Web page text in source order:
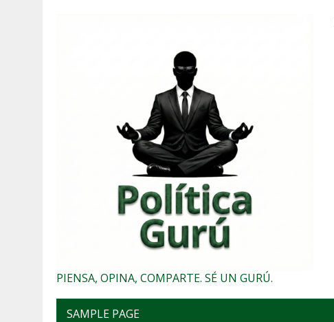
PIENSA, OPINA, COMPARTE. SÉ UN GURÚ.
SAMPLE PAGE